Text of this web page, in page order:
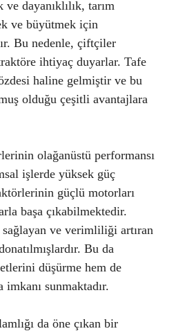
dayanıklılık, tarım
ve büyütmek için
Bu nedenle, çiftçiler
ihtiyaç duyarlar. Tafe
haline gelmiştir ve bu
olduğu çeşitli avantajlara
olağanüstü performansı
işlerde yüksek güç
güçlü motorları
başa çıkabilmektedir.
sağlayan ve verimliliği artıran
Bu da
düşürme hem de
sunmaktadır.
da öne çıkan bir